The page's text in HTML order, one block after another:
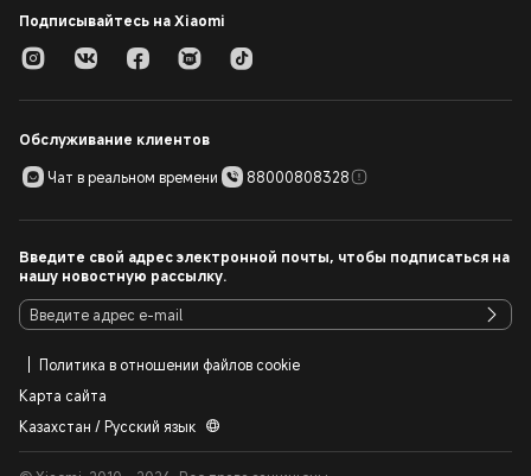
Подписывайтесь на Xiaomi
Обслуживание клиентов
Чат в реальном времени
88000808328
Введите свой адрес электронной почты, чтобы подписаться на
нашу новостную рассылку.
Политика в отношении файлов cookie
Карта сайта
Казахстан / Русский язык